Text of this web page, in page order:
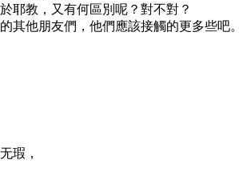
耶教，又有何區別呢？對不對？
其他朋友們，他們應該接觸的更多些吧
瑕，